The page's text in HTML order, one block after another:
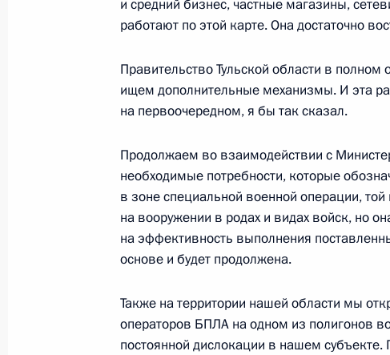
экономического развития
Указ о национальных целях развития
7 мая 2024 года, 18:40
Встреча с губернатором Тульской
2 мая 2024 года, 13:30
Заседание комиссии Госсовета по
и средний бизнес, частные магазины,
работают по этой карте. Она достаточно
Правительство Тульской области в
ищем дополнительные механизмы. И эта
на первоочередном, я бы так сказал.
Продолжаем во взаимодействии с
необходимые потребности, которые
в зоне специальной военной операции, той
на вооружении в родах и видах войск, но
на эффективность выполнения
основе и будет продолжена.
Также на территории нашей области мы
операторов БПЛА на одном из полигонов
постоянной дислокации в нашем субъекте.